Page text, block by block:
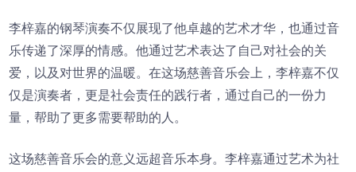
李梓嘉的钢琴演奏不仅展现了他卓越的艺术才华，也通过音
乐传递了深厚的情感。他通过艺术表达了自己对社会的关
爱，以及对世界的温暖。在这场慈善音乐会上，李梓嘉不仅
仅是演奏者，更是社会责任的践行者，通过自己的一份力
量，帮助了更多需要帮助的人。
这场慈善音乐会的意义远超音乐本身。李梓嘉通过艺术为社